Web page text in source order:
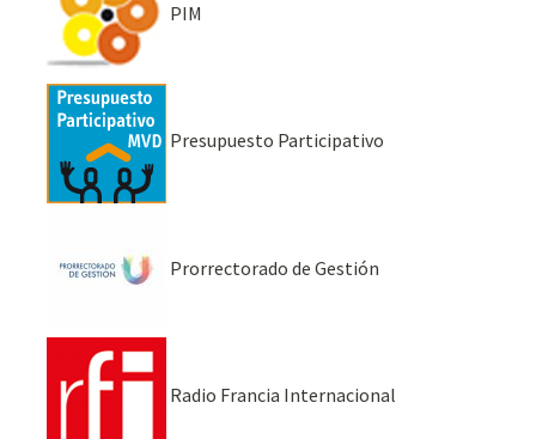
PIM
Presupuesto Participativo
Prorrectorado de Gestión
Radio Francia Internacional